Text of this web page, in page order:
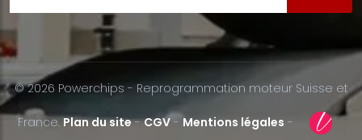
© 2026 Powerchips - Reprogrammation moteur Suisse et
France.Plan du site-CGV- Mentions légales -